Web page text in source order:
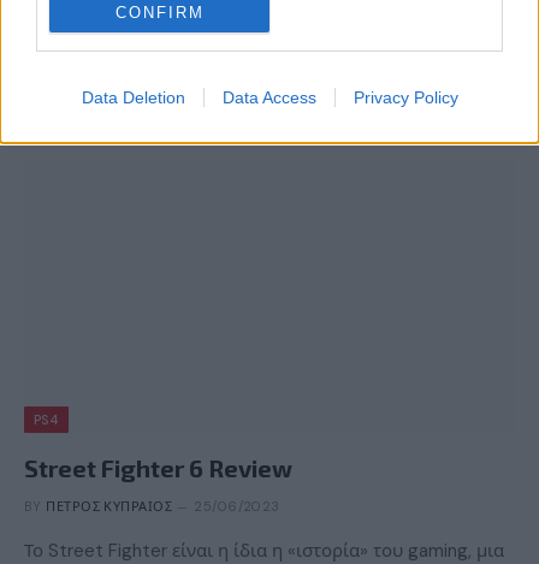
CONFIRM
Data Deletion Data Access Privacy Policy
Το Diablo δεν είναι ένας οποιοσδήποτε τίτλος, αλλά είναι
PS4
Street Fighter 6 Review
BY ΠΈΤΡΟΣ ΚΥΠΡΑΊΟΣ 25/06/2023
Το Street Fighter είναι η ίδια η «ιστορία» του gaming, μια